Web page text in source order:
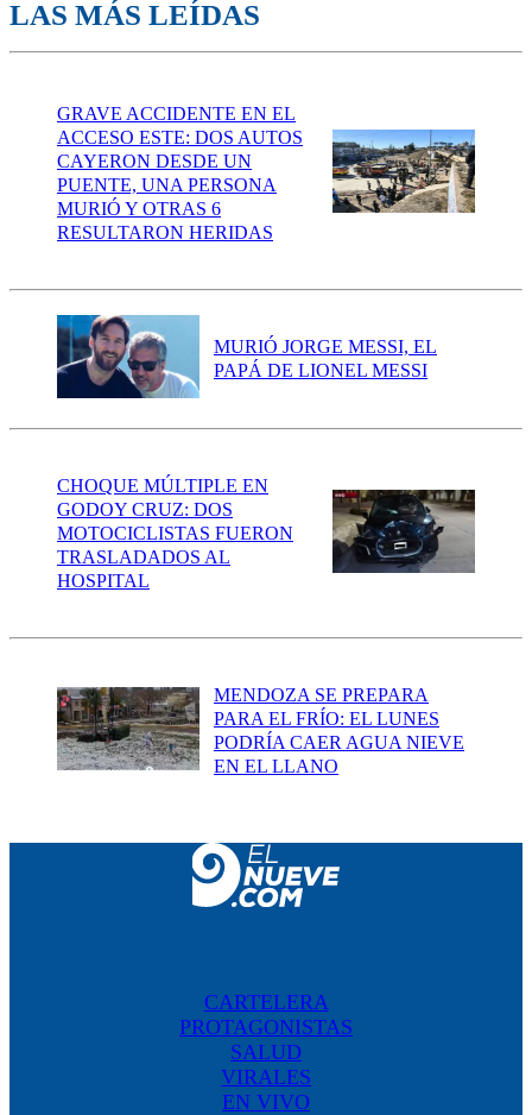
LAS MÁS LEÍDAS
GRAVE ACCIDENTE EN EL
ACCESO ESTE: DOS AUTOS
CAYERON DESDE UN
PUENTE, UNA PERSONA
MURIÓ Y OTRAS 6
RESULTARON HERIDAS
MURIÓ JORGE MESSI, EL
PAPÁ DE LIONEL MESSI
CHOQUE MÚLTIPLE EN
GODOY CRUZ: DOS
MOTOCICLISTAS FUERON
TRASLADADOS AL
HOSPITAL
MENDOZA SE PREPARA
PARA EL FRÍO: EL LUNES
PODRÍA CAER AGUA NIEVE
EN EL LLANO
CARTELERA
PROTAGONISTAS
SALUD
VIRALES
EN VIVO